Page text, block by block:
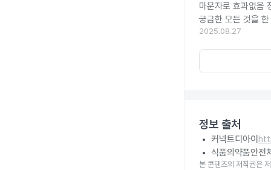
마운자로 효과없음
궁금한 모든 것을
2025.08.27
정보 출처
커넥트디아이
식품의약품안전
본 콘텐츠의 저작권은